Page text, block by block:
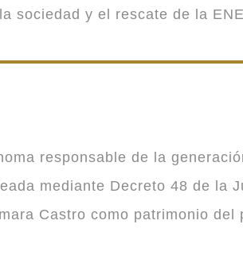
sociedad y el rescate de la
responsable de la
mediante Decreto 48 de la
Castro como patrimonio del